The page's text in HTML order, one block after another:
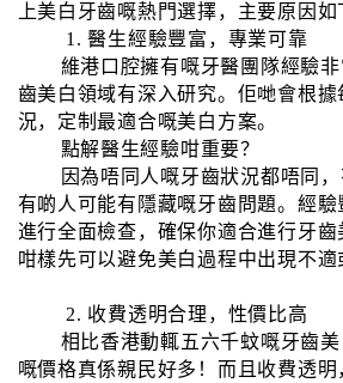
上美白牙齒嘅熱門選擇，主要原因如
1. 醫生經驗豐富，專業可靠
維港口腔擁有嘅牙醫團隊經驗
齒美白領域有深入研究。佢哋會根
況，定制最適合嘅美白方案。
點解醫生經驗咁重要？
因為唔同人嘅牙齒狀況都唔同，
有啲人可能有隱藏嘅牙齒問題。經
進行全面檢查，確保你適合進行牙齒
咁樣先可以避免美白過程中出現不適
2. 收費透明合理，性價比高
相比香港動輒五六千蚊嘅牙齒
嘅價格真係親民好多！而且收費透